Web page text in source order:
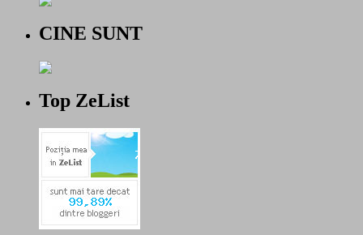
CINE SUNT
Top ZeList